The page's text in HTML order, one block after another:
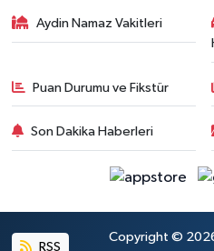
Aydin Namaz Vakitleri
Puan Durumu ve Fikstür
Son Dakika Haberleri
RSS
Copyright ©